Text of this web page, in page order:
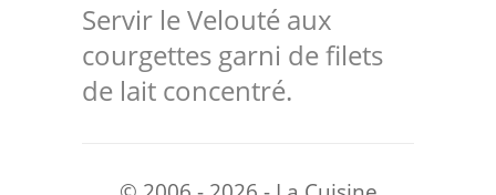
Servir le Velouté aux
courgettes garni de filets
de lait concentré.